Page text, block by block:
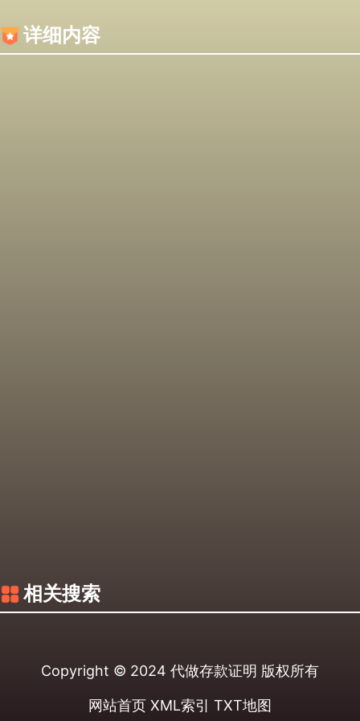
详细内容
相关搜索
Copyright © 2024 代做存款证明 版权所有
网站首页 XML索引 TXT地图